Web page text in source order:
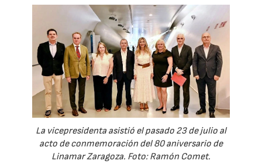
La vicepresidenta asistió el pasado 23 de julio al
acto de conmemoración del 80 aniversario de
Linamar Zaragoza. Foto: Ramón Comet.